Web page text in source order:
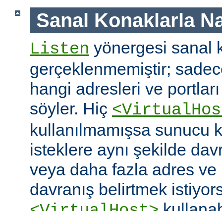
Sanal Konaklarla
Listen yönergesi sanal
gerçeklenmemiştir;
hangi adresleri ve
söyler. Hiç
kullanılmamışsa sunucu
isteklere aynı şekilde
veya daha fazla adres ve
davranış belirtmek